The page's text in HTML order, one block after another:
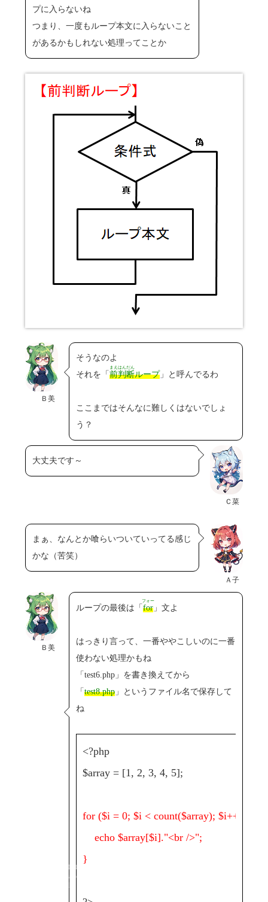
Copyright© 2023-2026
Friction River Software
All Rights Reserved.
プに入らないね
つまり、一度もループ本文に入らないこと
があるかもしれない処理ってことか
Ｂ美
そうなのよ
それを「 前判断
まえはんだん
ループ」と呼んでるわ
ここまではそんなに難しくはないでしょ
う？
Ｃ菜
大丈夫です～
Ａ子
まぁ、なんとか喰らいついていってる感じ
かな（苦笑）
Ｂ美
ループの最後は「 for
フォー
」文よ
はっきり言って、一番ややこしいのに一番
使わない処理かもね
「test6.php」を書き換えてから
「 test8.php」というファイル名で保存して
ね
<?php
$array = [1, 2, 3, 4, 5];
for ($i = 0; $i < count($array); $i++) {
echo $array[$i]."<br />";
}